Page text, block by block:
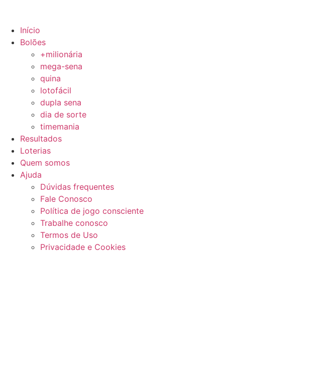
Início
Bolões
+milionária
mega-sena
quina
lotofácil
dupla sena
dia de sorte
timemania
Resultados
Loterias
Quem somos
Ajuda
Dúvidas frequentes
Fale Conosco
Política de jogo consciente
Trabalhe conosco
Termos de Uso
Privacidade e Cookies